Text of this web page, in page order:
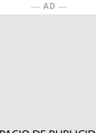
― AD ―